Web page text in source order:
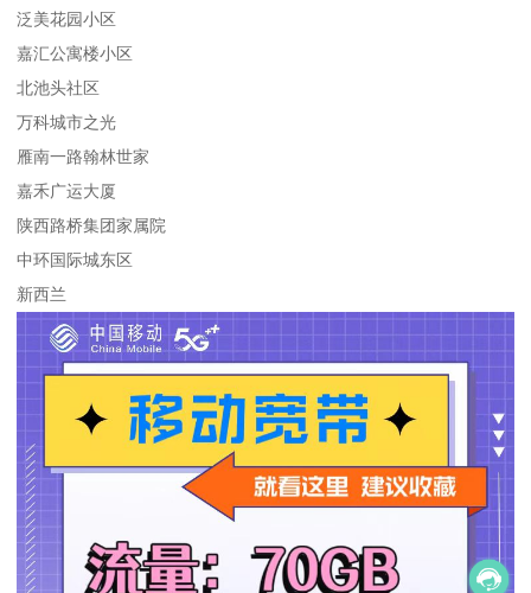
泛美花园小区
嘉汇公寓楼小区
北池头社区
万科城市之光
雁南一路翰林世家
嘉禾广运大厦
陕西路桥集团家属院
中环国际城东区
新西兰